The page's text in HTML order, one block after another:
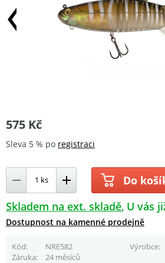
575 Kč
Sleva 5 % po registraci
Do
Skladem na ext. skladě U vás
Dostupnost na kamenné prodejně
Kód NRE582 Výrobce
Záruka
24 měsíců